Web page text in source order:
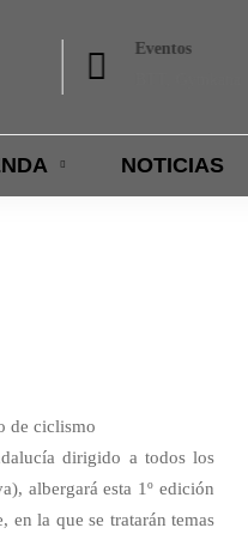
BTT, Gymkana
NOTICIAS
dirigido a todos los
albergará esta 1º edición
en la que se tratarán temas